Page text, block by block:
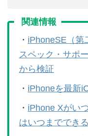
関連情報
・ iPhoneSE（第
スペック・サポ
から検証
・ iPhoneを最新
・ iPhone Xがい
はいつまででき